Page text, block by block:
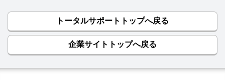
トータルサポートトップへ戻る
企業サイトトップへ戻る